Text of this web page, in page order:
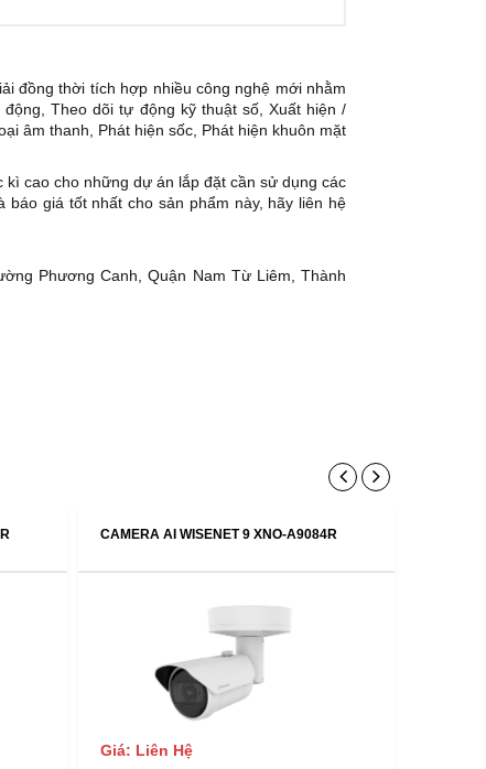
đồng thời tích hợp nhiều công nghệ mới nhằm
Theo dõi tự động kỹ thuật số, Xuất hiện /
âm thanh, Phát hiện sốc, Phát hiện khuôn mặt
cao cho những dự án lắp đặt cần sử dụng các
báo giá tốt nhất cho sản phẩm này, hãy liên hệ
Phương Canh, Quận Nam Từ Liêm, Thành
CAMERA AI WISENET 9 XNO-A9084R
Giá: Liên Hệ